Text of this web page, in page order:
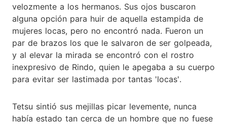
velozmente a los hermanos. Sus ojos buscaron
alguna opción para huir de aquella estampida de
mujeres locas, pero no encontró nada. Fueron un
par de brazos los que le salvaron de ser golpeada,
y al elevar la mirada se encontró con el rostro
inexpresivo de Rindo, quien le apegaba a su cuerpo
para evitar ser lastimada por tantas 'locas'.
Tetsu sintió sus mejillas picar levemente, nunca
había estado tan cerca de un hombre que no fuese